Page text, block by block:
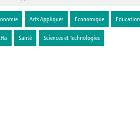
Arts Appliqués Économique Education
Santé Sciences et Technologies